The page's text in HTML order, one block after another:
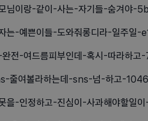
님이랑-같이-사는-자기들-숨겨야-
는-예쁜이들-도와줘롱디라-일주일
완전-여드름피부인데-혹시-따라하
줄여볼라하는데-sns-넘-하고-
을-인정하고-진심이-사과해야할일